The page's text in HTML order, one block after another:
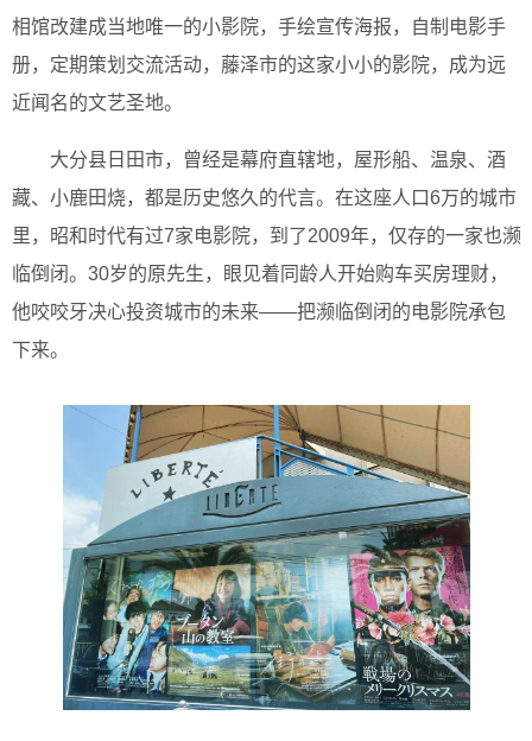
相馆改建成当地唯一的小影院，手绘宣传海报，自制电影手
册，定期策划交流活动，藤泽市的这家小小的影院，成为远
近闻名的文艺圣地。
大分县日田市，曾经是幕府直辖地，屋形船、温泉、酒
藏、小鹿田烧，都是历史悠久的代言。在这座人口6万的城市
里，昭和时代有过7家电影院，到了2009年，仅存的一家也濒
临倒闭。30岁的原先生，眼见着同龄人开始购车买房理财，
他咬咬牙决心投资城市的未来——把濒临倒闭的电影院承包
下来。